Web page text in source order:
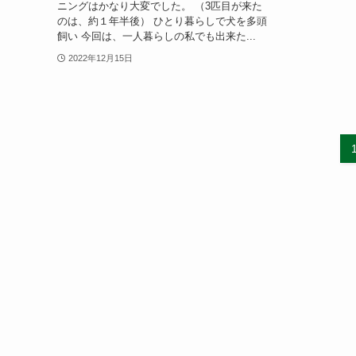
ニングはかなり大変でした。 （3匹目が来た
のは、約１年半後） ひとり暮らしで犬を多頭
飼い 今回は、一人暮らしの私でも出来た...
2022年12月15日
1